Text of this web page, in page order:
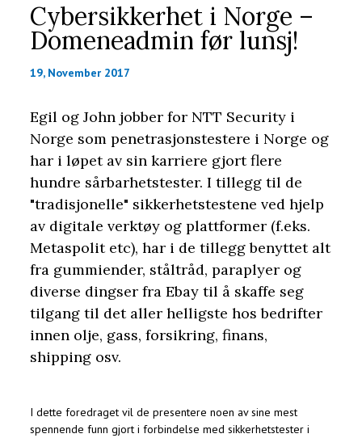
Cybersikkerhet i Norge –
Domeneadmin før lunsj!
19, November 2017
Egil og John jobber for NTT Security i
Norge som penetrasjonstestere i Norge og
har i løpet av sin karriere gjort flere
hundre sårbarhetstester. I tillegg til de
"tradisjonelle" sikkerhetstestene ved hjelp
av digitale verktøy og plattformer (f.eks.
Metaspolit etc), har i de tillegg benyttet alt
fra gummiender, ståltråd, paraplyer og
diverse dingser fra Ebay til å skaffe seg
tilgang til det aller helligste hos bedrifter
innen olje, gass, forsikring, finans,
shipping osv.
I dette foredraget vil de presentere noen av sine mest
spennende funn gjort i forbindelse med sikkerhetstester i